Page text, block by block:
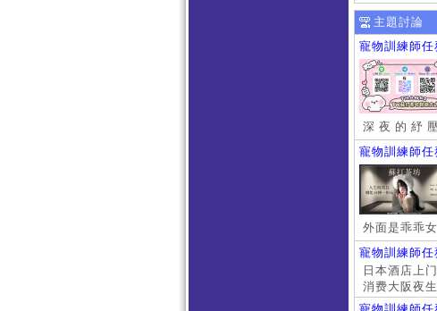
主題討論
寵物訓練師
深 夜 的 紓
寵物訓練師
外面是乖乖
寵物訓練師
日本酒店上
消费大阪夜
京上门服务
寵物訓練師